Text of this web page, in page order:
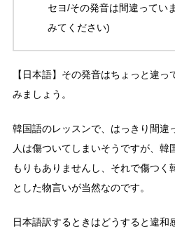
セヨ/その発音は間違ってい
みてください)
【日本語】その発音はちょっと違
みましょう。
韓国語のレッスンで、はっきり間違
人は傷ついてしまいそうですが、韓
もりもありませんし、それで傷つく
とした物言いが当然なのです。
日本語訳するときはどうすると違和